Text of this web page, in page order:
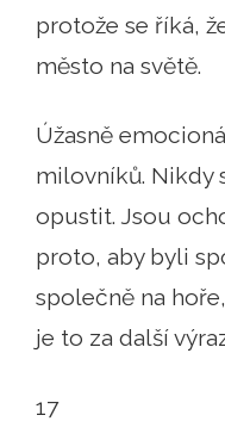
protože se říká,
město na světě.
Úžasně
milovníků. Nikdy
opustit. Jsou
proto, aby byli
společně na
je to za další
17